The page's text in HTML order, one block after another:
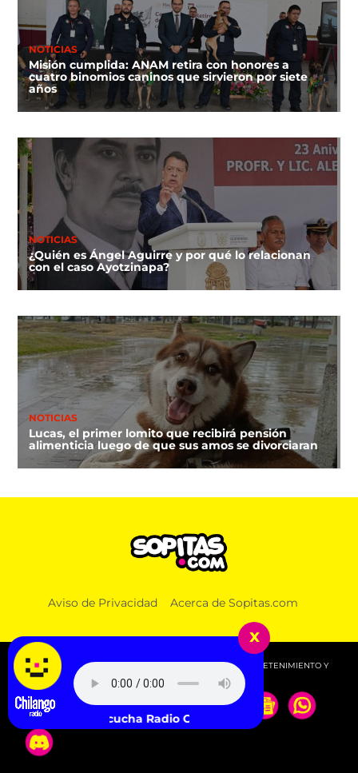
NOTICIAS
Misión cumplida: ANAM retira con honores a
cuatro binomios caninos que sirvieron por siete
años
NOTICIAS
¿Quién es Ángel Aguirre y por qué lo relacionan
con el caso Ayotzinapa?
NOTICIAS
Lucas, el primer lomito que recibirá pensión
alimenticia luego de que sus amos se divorciaran
Aviso de Privacidad Acerca de Sopitas.com
© 2026 SOPITAS.COM - MÚSICA, NOTICIAS, DEPORTES, ENTRETENIMIENTO Y
MÁS!.
x
Escucha Radio Chilango -